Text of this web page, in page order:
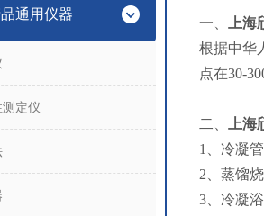
通用仪器
定仪
一、
上海
根据中华
点在30-
二、
上海
1、冷凝
2、蒸馏
3、冷凝